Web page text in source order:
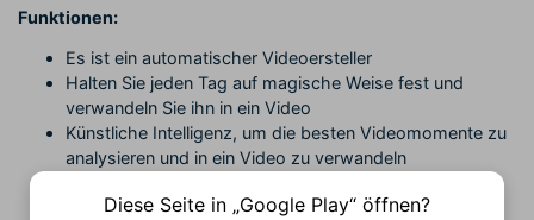
Funktionen:
Es ist ein automatischer Videoersteller
Halten Sie jeden Tag auf magische Weise fest und
verwandeln Sie ihn in ein Video
Künstliche Intelligenz, um die besten Videomomente zu
analysieren und in ein Video zu verwandeln
Ausflugs hoch und entspannen Sie sich, während der
Diese Seite in „Google Play“ öffnen?